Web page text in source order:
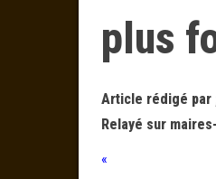
plus
Article rédigé par
Relayé sur
«